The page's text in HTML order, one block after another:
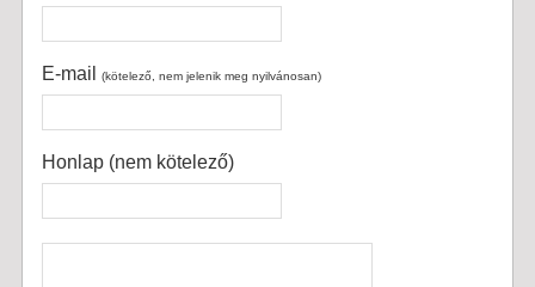
E-mail (kötelező, nem jelenik meg nyilvánosan)
Honlap (nem kötelező)